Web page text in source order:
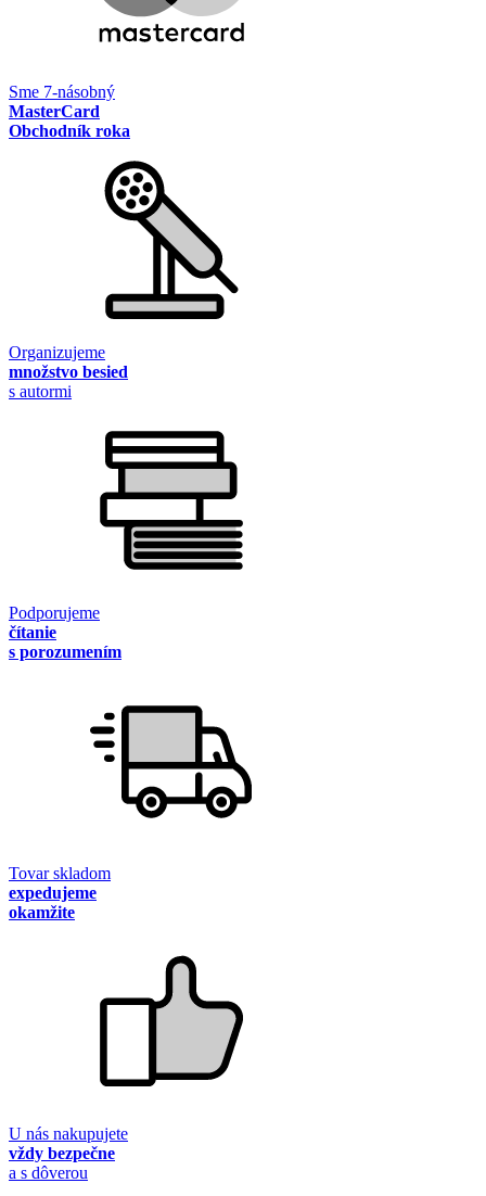
Sme 7-násobný
MasterCard
Obchodník roka
Organizujeme
množstvo besied
s autormi
Podporujeme
čítanie
s porozumením
Tovar skladom
expedujeme
okamžite
U nás nakupujete
vždy bezpečne
a s dôverou